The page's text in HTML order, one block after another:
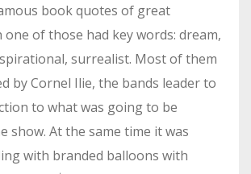
book quotes of great
one of those had key words: dream,
surrealist. Most of them
by Cornel Ilie, the bands leader to
to what was going to be
show. At the same time it was
with branded balloons with